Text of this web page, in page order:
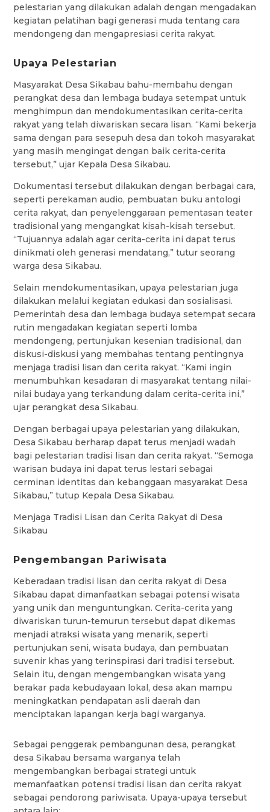
pelestarian yang dilakukan adalah dengan mengadakan
kegiatan pelatihan bagi generasi muda tentang cara
mendongeng dan mengapresiasi cerita rakyat.
Upaya Pelestarian
Masyarakat Desa Sikabau bahu-membahu dengan
perangkat desa dan lembaga budaya setempat untuk
menghimpun dan mendokumentasikan cerita-cerita
rakyat yang telah diwariskan secara lisan. “Kami bekerja
sama dengan para sesepuh desa dan tokoh masyarakat
yang masih mengingat dengan baik cerita-cerita
tersebut,” ujar Kepala Desa Sikabau.
Dokumentasi tersebut dilakukan dengan berbagai cara,
seperti perekaman audio, pembuatan buku antologi
cerita rakyat, dan penyelenggaraan pementasan teater
tradisional yang mengangkat kisah-kisah tersebut.
“Tujuannya adalah agar cerita-cerita ini dapat terus
dinikmati oleh generasi mendatang,” tutur seorang
warga desa Sikabau.
Selain mendokumentasikan, upaya pelestarian juga
dilakukan melalui kegiatan edukasi dan sosialisasi.
Pemerintah desa dan lembaga budaya setempat secara
rutin mengadakan kegiatan seperti lomba
mendongeng, pertunjukan kesenian tradisional, dan
diskusi-diskusi yang membahas tentang pentingnya
menjaga tradisi lisan dan cerita rakyat. “Kami ingin
menumbuhkan kesadaran di masyarakat tentang nilai-
nilai budaya yang terkandung dalam cerita-cerita ini,”
ujar perangkat desa Sikabau.
Dengan berbagai upaya pelestarian yang dilakukan,
Desa Sikabau berharap dapat terus menjadi wadah
bagi pelestarian tradisi lisan dan cerita rakyat. “Semoga
warisan budaya ini dapat terus lestari sebagai
cerminan identitas dan kebanggaan masyarakat Desa
Sikabau,” tutup Kepala Desa Sikabau.
Menjaga Tradisi Lisan dan Cerita Rakyat di Desa
Sikabau
Pengembangan Pariwisata
Keberadaan tradisi lisan dan cerita rakyat di Desa
Sikabau dapat dimanfaatkan sebagai potensi wisata
yang unik dan menguntungkan. Cerita-cerita yang
diwariskan turun-temurun tersebut dapat dikemas
menjadi atraksi wisata yang menarik, seperti
pertunjukan seni, wisata budaya, dan pembuatan
suvenir khas yang terinspirasi dari tradisi tersebut.
Selain itu, dengan mengembangkan wisata yang
berakar pada kebudayaan lokal, desa akan mampu
meningkatkan pendapatan asli daerah dan
menciptakan lapangan kerja bagi warganya.
Sebagai penggerak pembangunan desa, perangkat
desa Sikabau bersama warganya telah
mengembangkan berbagai strategi untuk
memanfaatkan potensi tradisi lisan dan cerita rakyat
sebagai pendorong pariwisata. Upaya-upaya tersebut